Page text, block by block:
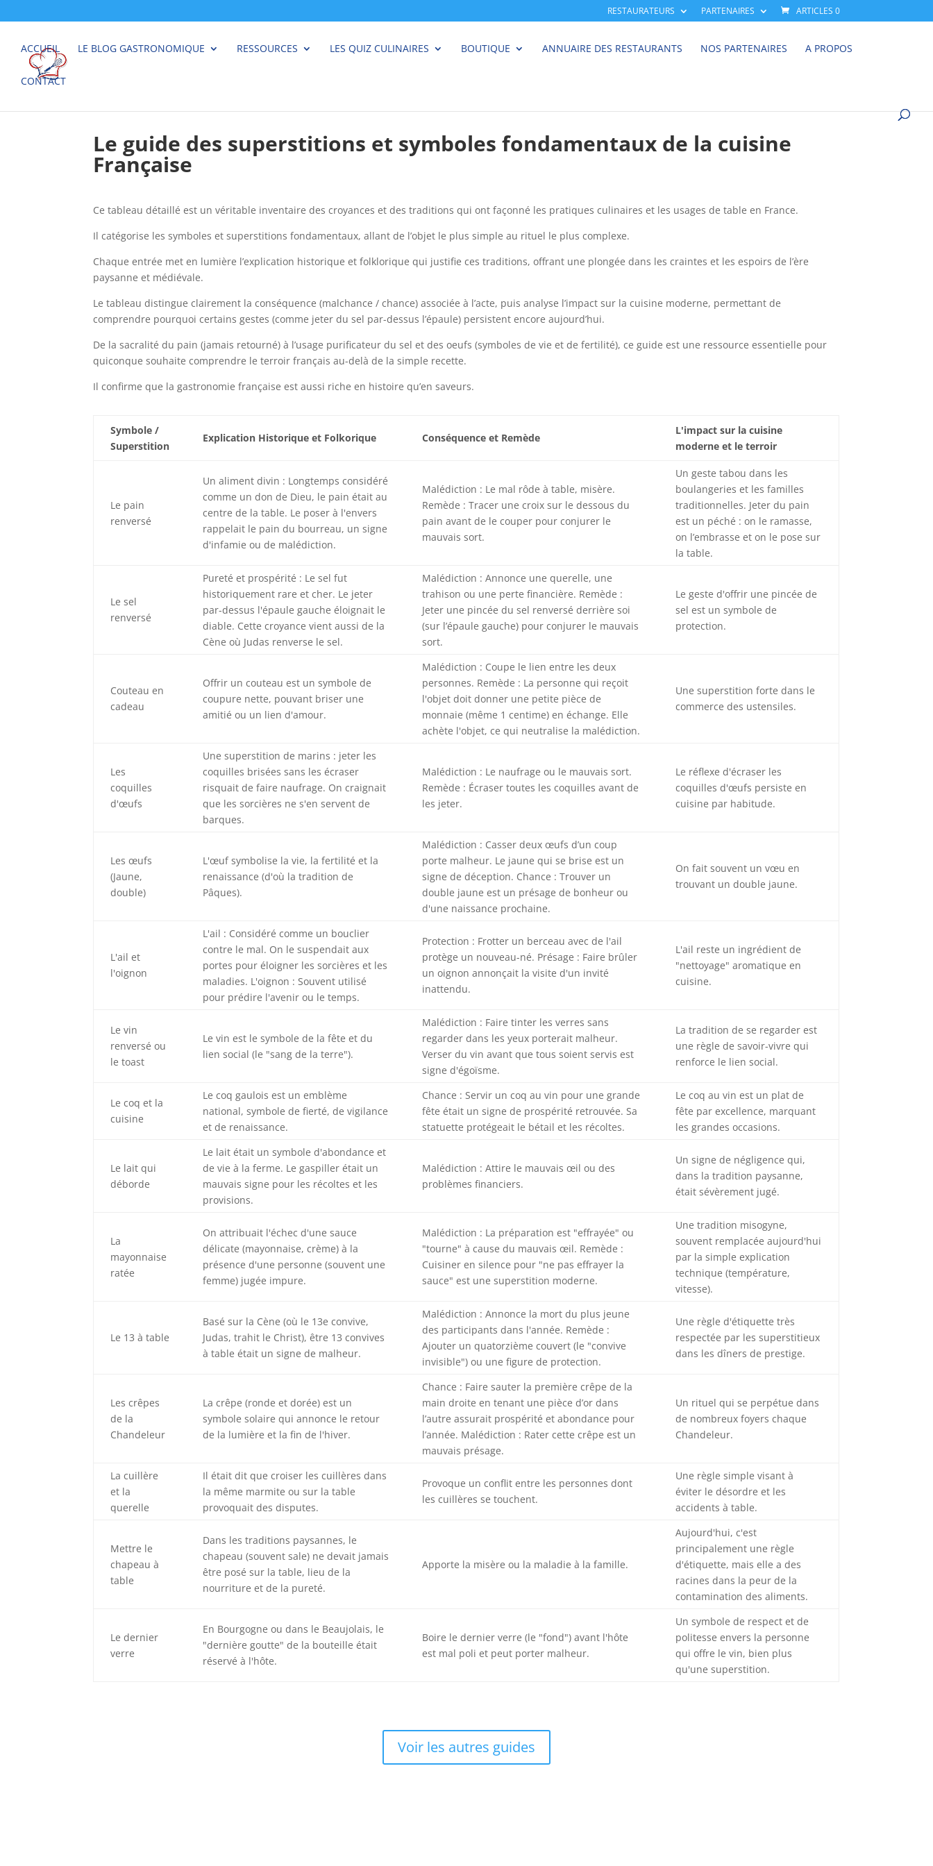
RESTAURATEURS PARTENAIRES ARTICLES 0
ACCUEIL LE BLOG GASTRONOMIQUE RESSOURCES LES QUIZ CULINAIRES BOUTIQUE ANNUAIRE DES RESTAURANTS NOS PARTENAIRES A PROPOS
CONTACT
Le guide des superstitions et symboles fondamentaux de la cuisine
Française
Ce tableau détaillé est un véritable inventaire des croyances et des traditions qui ont façonné les pratiques culinaires et les usages de table en France.
Il catégorise les symboles et superstitions fondamentaux, allant de l’objet le plus simple au rituel le plus complexe.
Chaque entrée met en lumière l’explication historique et folklorique qui justifie ces traditions, offrant une plongée dans les craintes et les espoirs de l’ère
paysanne et médiévale.
Le tableau distingue clairement la conséquence (malchance / chance) associée à l’acte, puis analyse l’impact sur la cuisine moderne, permettant de
comprendre pourquoi certains gestes (comme jeter du sel par-dessus l’épaule) persistent encore aujourd’hui.
De la sacralité du pain (jamais retourné) à l’usage purificateur du sel et des oeufs (symboles de vie et de fertilité), ce guide est une ressource essentielle pour
quiconque souhaite comprendre le terroir français au-delà de la simple recette.
Il confirme que la gastronomie française est aussi riche en histoire qu’en saveurs.
Symbole /
Superstition
Explication Historique et Folkorique Conséquence et Remède
L'impact sur la cuisine
moderne et le terroir
Le pain
renversé
Un aliment divin : Longtemps considéré
comme un don de Dieu, le pain était au
centre de la table. Le poser à l'envers
rappelait le pain du bourreau, un signe
d'infamie ou de malédiction.
Malédiction : Le mal rôde à table, misère.
Remède : Tracer une croix sur le dessous du
pain avant de le couper pour conjurer le
mauvais sort.
Un geste tabou dans les
boulangeries et les familles
traditionnelles. Jeter du pain
est un péché : on le ramasse,
on l’embrasse et on le pose sur
la table.
Le sel
renversé
Pureté et prospérité : Le sel fut
historiquement rare et cher. Le jeter
par-dessus l'épaule gauche éloignait le
diable. Cette croyance vient aussi de la
Cène où Judas renverse le sel.
Malédiction : Annonce une querelle, une
trahison ou une perte financière. Remède :
Jeter une pincée du sel renversé derrière soi
(sur l’épaule gauche) pour conjurer le mauvais
sort.
Le geste d'offrir une pincée de
sel est un symbole de
protection.
Couteau en
cadeau
Offrir un couteau est un symbole de
coupure nette, pouvant briser une
amitié ou un lien d'amour.
Malédiction : Coupe le lien entre les deux
personnes. Remède : La personne qui reçoit
l'objet doit donner une petite pièce de
monnaie (même 1 centime) en échange. Elle
achète l'objet, ce qui neutralise la malédiction.
Une superstition forte dans le
commerce des ustensiles.
Les
coquilles
d'œufs
Une superstition de marins : jeter les
coquilles brisées sans les écraser
risquait de faire naufrage. On craignait
que les sorcières ne s'en servent de
barques.
Malédiction : Le naufrage ou le mauvais sort.
Remède : Écraser toutes les coquilles avant de
les jeter.
Le réflexe d'écraser les
coquilles d'œufs persiste en
cuisine par habitude.
Les œufs
(Jaune,
double)
L'œuf symbolise la vie, la fertilité et la
renaissance (d'où la tradition de
Pâques).
Malédiction : Casser deux œufs d’un coup
porte malheur. Le jaune qui se brise est un
signe de déception. Chance : Trouver un
double jaune est un présage de bonheur ou
d'une naissance prochaine.
On fait souvent un vœu en
trouvant un double jaune.
L'ail et
l'oignon
L'ail : Considéré comme un bouclier
contre le mal. On le suspendait aux
portes pour éloigner les sorcières et les
maladies. L'oignon : Souvent utilisé
pour prédire l'avenir ou le temps.
Protection : Frotter un berceau avec de l'ail
protège un nouveau-né. Présage : Faire brûler
un oignon annonçait la visite d'un invité
inattendu.
L'ail reste un ingrédient de
"nettoyage" aromatique en
cuisine.
Le vin
renversé ou
le toast
Le vin est le symbole de la fête et du
lien social (le "sang de la terre").
Malédiction : Faire tinter les verres sans
regarder dans les yeux porterait malheur.
Verser du vin avant que tous soient servis est
signe d'égoïsme.
La tradition de se regarder est
une règle de savoir-vivre qui
renforce le lien social.
Le coq et la
cuisine
Le coq gaulois est un emblème
national, symbole de fierté, de vigilance
et de renaissance.
Chance : Servir un coq au vin pour une grande
fête était un signe de prospérité retrouvée. Sa
statuette protégeait le bétail et les récoltes.
Le coq au vin est un plat de
fête par excellence, marquant
les grandes occasions.
Le lait qui
déborde
Le lait était un symbole d'abondance et
de vie à la ferme. Le gaspiller était un
mauvais signe pour les récoltes et les
provisions.
Malédiction : Attire le mauvais œil ou des
problèmes financiers.
Un signe de négligence qui,
dans la tradition paysanne,
était sévèrement jugé.
La
mayonnaise
ratée
On attribuait l'échec d'une sauce
délicate (mayonnaise, crème) à la
présence d'une personne (souvent une
femme) jugée impure.
Malédiction : La préparation est "effrayée" ou
"tourne" à cause du mauvais œil. Remède :
Cuisiner en silence pour "ne pas effrayer la
sauce" est une superstition moderne.
Une tradition misogyne,
souvent remplacée aujourd'hui
par la simple explication
technique (température,
vitesse).
Le 13 à table
Basé sur la Cène (où le 13e convive,
Judas, trahit le Christ), être 13 convives
à table était un signe de malheur.
Malédiction : Annonce la mort du plus jeune
des participants dans l'année. Remède :
Ajouter un quatorzième couvert (le "convive
invisible") ou une figure de protection.
Une règle d'étiquette très
respectée par les superstitieux
dans les dîners de prestige.
Les crêpes
de la
Chandeleur
La crêpe (ronde et dorée) est un
symbole solaire qui annonce le retour
de la lumière et la fin de l'hiver.
Chance : Faire sauter la première crêpe de la
main droite en tenant une pièce d’or dans
l’autre assurait prospérité et abondance pour
l’année. Malédiction : Rater cette crêpe est un
mauvais présage.
Un rituel qui se perpétue dans
de nombreux foyers chaque
Chandeleur.
La cuillère
et la
querelle
Il était dit que croiser les cuillères dans
la même marmite ou sur la table
provoquait des disputes.
Provoque un conflit entre les personnes dont
les cuillères se touchent.
Une règle simple visant à
éviter le désordre et les
accidents à table.
Mettre le
chapeau à
table
Dans les traditions paysannes, le
chapeau (souvent sale) ne devait jamais
être posé sur la table, lieu de la
nourriture et de la pureté.
Apporte la misère ou la maladie à la famille.
Aujourd'hui, c'est
principalement une règle
d'étiquette, mais elle a des
racines dans la peur de la
contamination des aliments.
Le dernier
verre
En Bourgogne ou dans le Beaujolais, le
"dernière goutte" de la bouteille était
réservé à l'hôte.
Boire le dernier verre (le "fond") avant l'hôte
est mal poli et peut porter malheur.
Un symbole de respect et de
politesse envers la personne
qui offre le vin, bien plus
qu'une superstition.
Voir les autres guides